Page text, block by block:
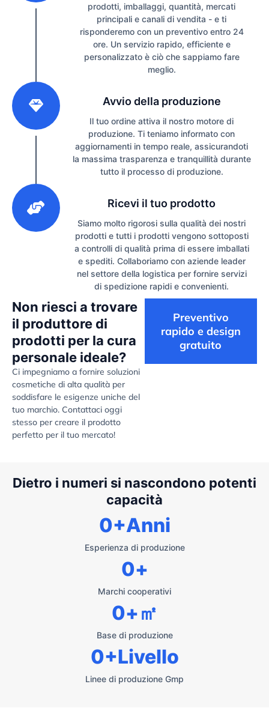
prodotti, imballaggi, quantità, mercati
principali e canali di vendita - e ti
risponderemo con un preventivo entro 24
ore. Un servizio rapido, efficiente e
personalizzato è ciò che sappiamo fare
meglio.
Avvio della produzione
Il tuo ordine attiva il nostro motore di
produzione. Ti teniamo informato con
aggiornamenti in tempo reale, assicurandoti
la massima trasparenza e tranquillità durante
tutto il processo di produzione.
Ricevi il tuo prodotto
Siamo molto rigorosi sulla qualità dei nostri
prodotti e tutti i prodotti vengono sottoposti
a controlli di qualità prima di essere imballati
e spediti. Collaboriamo con aziende leader
nel settore della logistica per fornire servizi
di spedizione rapidi e convenienti.
Non riesci a trovare
il produttore di
prodotti per la cura
personale ideale?
Ci impegniamo a fornire soluzioni
cosmetiche di alta qualità per
soddisfare le esigenze uniche del
tuo marchio. Contattaci oggi
stesso per creare il prodotto
perfetto per il tuo mercato!
Preventivo
rapido e design
gratuito
Dietro i numeri si nascondono potenti
capacità
Esperienza di produzione
0+Anni
Marchi cooperativi
0+
Base di produzione
0+㎡
Linee di produzione Gmp
0+Livello